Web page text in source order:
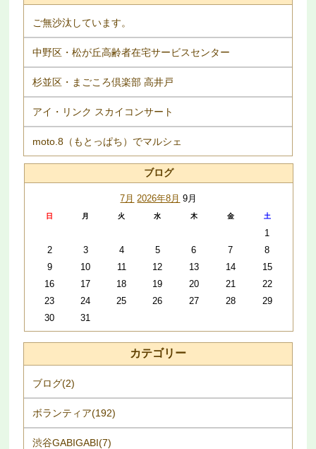
ご無沙汰しています。
中野区・松が丘高齢者在宅サービスセンター
杉並区・まごころ倶楽部 高井戸
アイ・リンク スカイコンサート
moto.8（もとっぱち）でマルシェ
ブログ
7月 2026年8月 9月
日 月 火 水 木 金 土
1
2
3 4 5 6 7
8
9
10 11 12 13 14
15
16
17 18 19 20 21
22
23
24 25 26 27 28
29
30
31
カテゴリー
ブログ(2)
ボランティア(192)
渋谷GABIGABI(7)